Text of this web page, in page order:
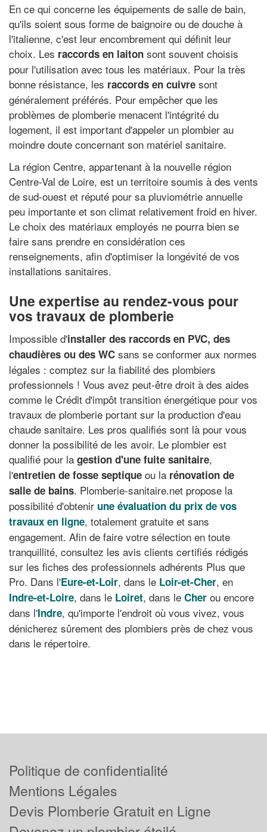
En ce qui concerne les équipements de salle de bain,
qu'ils soient sous forme de baignoire ou de douche à
l'italienne, c'est leur encombrement qui définit leur
choix. Les raccords en laiton sont souvent choisis
pour l'utilisation avec tous les matériaux. Pour la très
bonne résistance, les raccords en cuivre sont
généralement préférés. Pour empêcher que les
problèmes de plomberie menacent l'intégrité du
logement, il est important d'appeler un plombier au
moindre doute concernant son matériel sanitaire.
La région Centre, appartenant à la nouvelle région
Centre-Val de Loire, est un territoire soumis à des vents
de sud-ouest et réputé pour sa pluviométrie annuelle
peu importante et son climat relativement froid en hiver.
Le choix des matériaux employés ne pourra bien se
faire sans prendre en considération ces
renseignements, afin d'optimiser la longévité de vos
installations sanitaires.
Une expertise au rendez-vous pour
vos travaux de plomberie
Impossible d'installer des raccords en PVC, des
chaudières ou des WC sans se conformer aux normes
légales : comptez sur la fiabilité des plombiers
professionnels ! Vous avez peut-être droit à des aides
comme le Crédit d'impôt transition énergétique pour vos
travaux de plomberie portant sur la production d'eau
chaude sanitaire. Les pros qualifiés sont là pour vous
donner la possibilité de les avoir. Le plombier est
qualifié pour la gestion d'une fuite sanitaire,
l'entretien de fosse septique ou la rénovation de
salle de bains. Plomberie-sanitaire.net propose la
possibilité d'obtenir une évaluation du prix de vos
travaux en ligne, totalement gratuite et sans
engagement. Afin de faire votre sélection en toute
tranquillité, consultez les avis clients certifiés rédigés
sur les fiches des professionnels adhérents Plus que
Pro. Dans l'Eure-et-Loir, dans le Loir-et-Cher, en
Indre-et-Loire, dans le Loiret, dans le Cher ou encore
dans l'Indre, qu'importe l'endroit où vous vivez, vous
dénicherez sûrement des plombiers près de chez vous
dans le répertoire.
Politique de confidentialité
Mentions Légales
Devis Plomberie Gratuit en Ligne